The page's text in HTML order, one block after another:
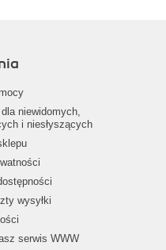
niewidomych,
i niesłyszących
wysyłki
serwis WWW